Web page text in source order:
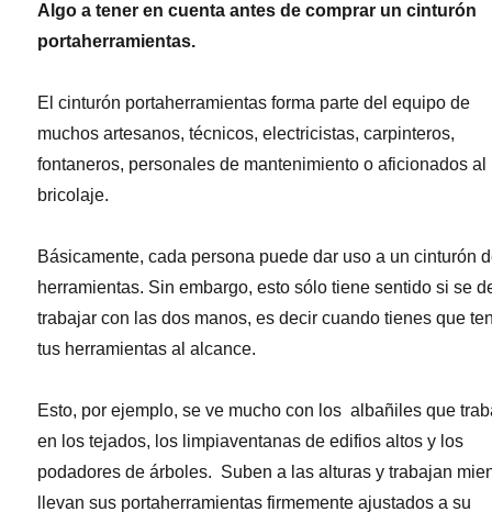
Algo a tener en cuenta antes de comprar un cinturón
portaherramientas.
El cinturón portaherramientas forma parte del equipo de
muchos artesanos, técnicos, electricistas, carpinteros,
fontaneros, personales de mantenimiento o aficionados al
bricolaje.
Básicamente, cada persona puede dar uso a un cinturón
herramientas. Sin embargo, esto sólo tiene sentido si se
trabajar con las dos manos, es decir cuando tienes que
tus herramientas al alcance.
Esto, por ejemplo, se ve mucho con los albañiles que
en los tejados, los limpiaventanas de edifios altos y los
podadores de árboles. Suben a las alturas y trabajan
llevan sus portaherramientas firmemente ajustados a su